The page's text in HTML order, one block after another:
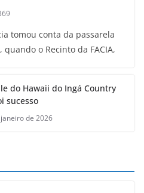
tomou conta da passarela
o Recinto da FACIA,
do Hawaii do Ingá Country
sucesso
de 2026